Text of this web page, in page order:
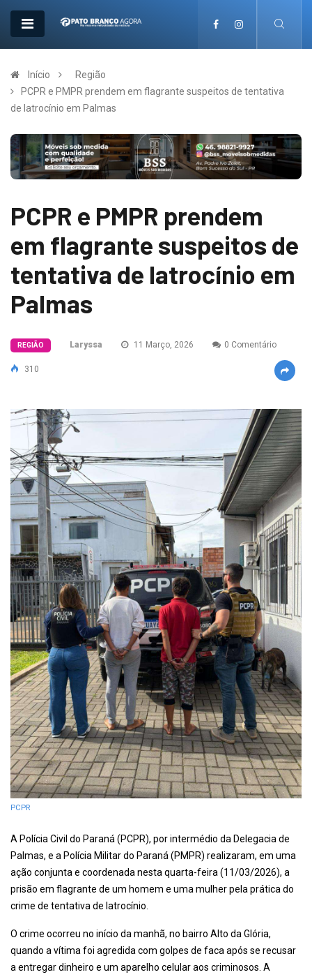
Início
Região
PCPR e PMPR prendem em flagrante suspeitos de tentativa
de latrocínio em Palmas
PCPR e PMPR prendem
em flagrante suspeitos de
tentativa de latrocínio em
Palmas
REGIÃO Laryssa 11 Março, 2026 0 Comentário
310
PCPR
A Polícia Civil do Paraná (PCPR), por intermédio da Delegacia de
Palmas, e a Polícia Militar do Paraná (PMPR) realizaram, em uma
ação conjunta e coordenada nesta quarta-feira (11/03/2026), a
prisão em flagrante de um homem e uma mulher pela prática do
crime de tentativa de latrocínio.
O crime ocorreu no início da manhã, no bairro Alto da Glória,
quando a vítima foi agredida com golpes de faca após se recusar
a entregar dinheiro e um aparelho celular aos criminosos. A